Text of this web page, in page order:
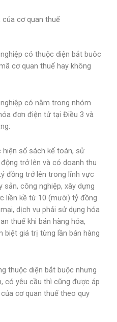
cơ quan thuế
có thuộc diện bắt buôc
cơ quan thuế hay không
có nằm trong nhóm
đơn điện tử tại Điều 3 và
hiện sổ sách kế toán, sử
trở lên và có doanh thu
đồng trở lên trong lĩnh vực
sản, công nghiệp, xây dựng
liền kề từ 10 (mười) tỷ đồng
dịch vụ phải sử dụng hóa
thuế khi bán hàng hóa,
biệt giá trị từng lần bán hàng
thuộc diện bắt buộc nhưng
có yêu cầu thì cũng được áp
cơ quan thuế theo quy